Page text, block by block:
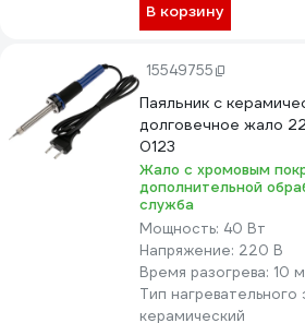
В корзину
15549755
Паяльник с
долговечное жало
0123
Жало с хромовым
дополнительной
служба
Мощность: 40 Вт
Напряжение: 220 В
Время разогрева: 10
Тип нагревательного
керамический